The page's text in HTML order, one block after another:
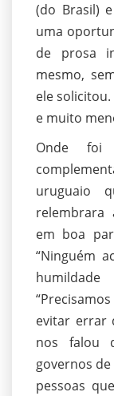
(do Brasil)
uma
de prosa
mesmo,
ele
e muito
Onde foi
uruguaio
relembrara
em boa
“Ninguém
evitar errar
nos falou
governos
pessoas